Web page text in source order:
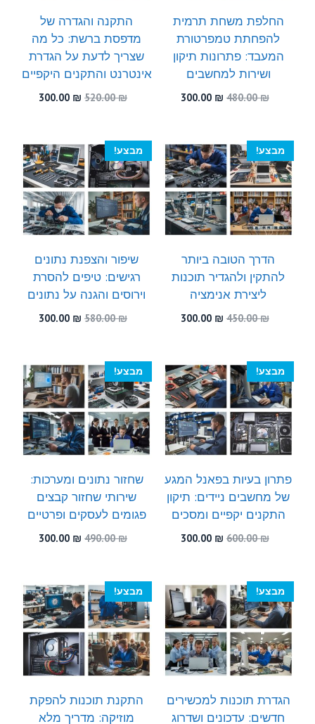
החלפת משחת תרמית
להפחתת טמפרטורת
המעבד: פתרונות תיקון
ושירות למחשבים
480.00₪
המחיר
480.00 ₪.
300.00 ₪
300.00 ₪.
התקנה והגדרה של
מדפסת ברשת: כל מה
שצריך לדעת על הגדרת
אינטרנט והתקנים היקפיים
520.00₪
המחיר
520.00 ₪.
300.00 ₪
המחיר
300.00 ₪.
מבצע!
הדרך הטובה ביותר
להתקין ולהגדיר תוכנות
ליצירת אנימציה
450.00₪
המחיר
450.00 ₪.
300.00 ₪
300.00 ₪.
מבצע!
שיפור והצפנת נתונים
רגישים: טיפים להסרת
וירוסים והגנה על נתונים
580.00₪
המחיר
300.00 ₪
המחיר
מבצע!
פתרון בעיות בפאנל המגע
של מחשבים ניידים: תיקון
התקנים יקפיים ומסכים
600.00₪
המחיר
600.00 ₪.
300.00 ₪
300.00 ₪.
מבצע!
שחזור נתונים ומערכות:
שירותי שחזור קבצים
פגומים לעסקים ופרטיים
490.00₪
המחיר
490.00 ₪.
300.00 ₪
המחיר
300.00 ₪.
מבצע!
הגדרת תוכנות למכשירים
חדשים: עדכונים ושדרוג
מבצע!
התקנת תוכנות להפקת
מוזיקה: מדריך מלא